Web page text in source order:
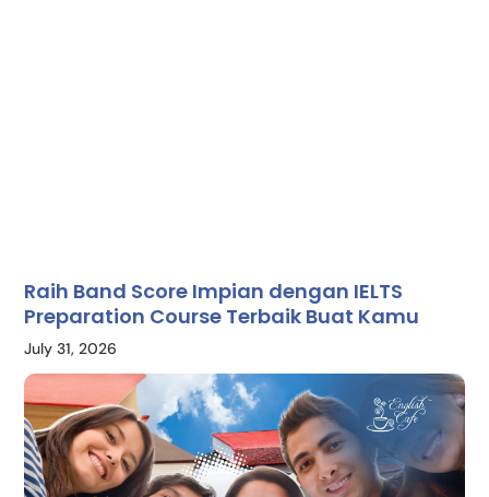
Raih Band Score Impian dengan IELTS
Preparation Course Terbaik Buat Kamu
July 31, 2026